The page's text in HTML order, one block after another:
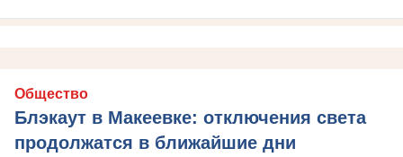
Общество
Блэкаут в Макеевке: отключения света
продолжатся в ближайшие дни